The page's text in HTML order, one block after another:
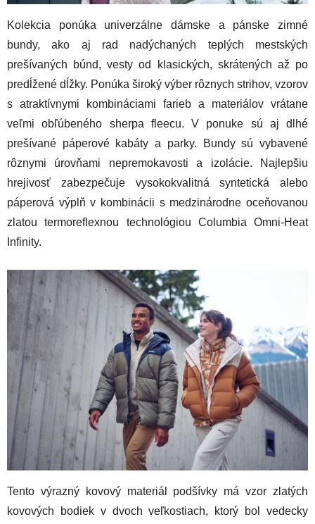
Kolekcia ponúka univerzálne dámske a pánske zimné
bundy, ako aj rad nadýchaných teplých mestských
prešívaných búnd, vesty od klasických, skrátených až po
predĺžené dĺžky. Ponúka široký výber rôznych strihov, vzorov
s atraktívnymi kombináciami farieb a materiálov vrátane
veľmi obľúbeného sherpa fleecu. V ponuke sú aj dlhé
prešívané páperové kabáty a parky. Bundy sú vybavené
rôznymi úrovňami nepremokavosti a izolácie. Najlepšiu
hrejivosť zabezpečuje vysokokvalitná syntetická alebo
páperová výplň v kombinácii s medzinárodne oceňovanou
zlatou termoreflexnou technológiou Columbia Omni-Heat
Infinity.
Tento výrazný kovový materiál podšívky má vzor zlatých
kovových bodiek v dvoch veľkostiach, ktorý bol vedecky